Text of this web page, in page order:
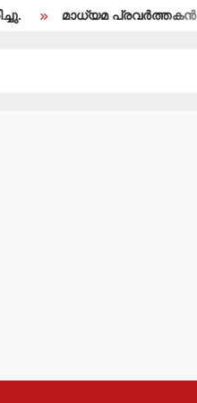
പ്രവര്‍ത്തകന്‍ ബി.എ.അലി